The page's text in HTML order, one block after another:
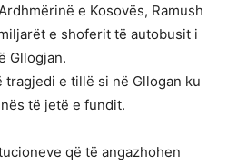
e Kosovës, Ramush
e shoferit të autobusit i
Gllogjan.
tragjedi e tillë si në Gllogan ku
të jetë e fundit.
që të angazhohen